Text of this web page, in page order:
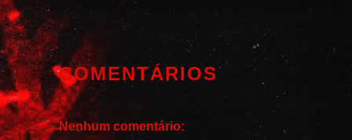
COMENTÁRIOS
Nenhum comentário: